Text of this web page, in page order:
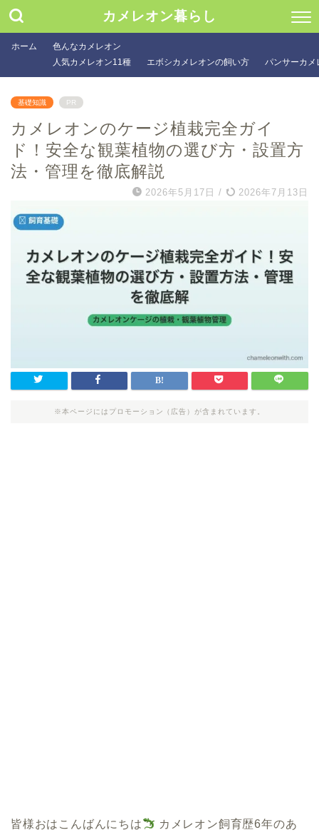
カメレオン暮らし
ホーム
色んなカメレオン
人気カメレオン11種
エボシカメレオンの飼い方 パンサーカメ
基礎知識 PR
カメレオンのケージ植栽完全ガイ
ド！安全な観葉植物の選び方・設置方
法・管理を徹底解説
2026年5月17日 / 2026年7月13日
※本ページにはプロモーション（広告）が含まれています。
皆様おはこんばんにちは
カメレオン飼育歴6年のあ